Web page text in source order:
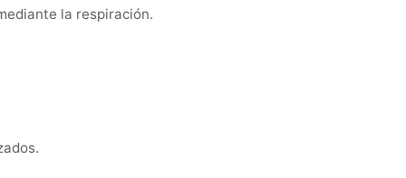
la respiración.